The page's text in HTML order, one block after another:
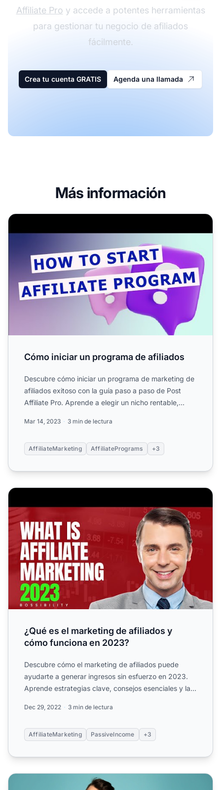
Affiliate Pro y accede a potentes herramientas
para gestionar tu negocio de afiliados
fácilmente.
Crea tu cuenta GRATIS Agenda una llamada
Más información
Cómo iniciar un programa de afiliados
Cómo iniciar un programa de afiliados
Descubre cómo iniciar un programa de marketing de
afiliados exitoso con la guía paso a paso de Post
Affiliate Pro. Aprende a elegir un nicho rentable,
Mar 14, 2023 3 min de lectura
AffiliateMarketing AffiliatePrograms +3
¿Qué es el marketing de afiliados y cómo funciona en
¿Qué es el marketing de afiliados y
cómo funciona en 2023?
Descubre cómo el marketing de afiliados puede
ayudarte a generar ingresos sin esfuerzo en 2023.
Aprende estrategias clave, consejos esenciales y las
Dec 29, 2022 3 min de lectura
AffiliateMarketing PassiveIncome +3
Cómo tener éxito en el marketing de afiliados (Guía)